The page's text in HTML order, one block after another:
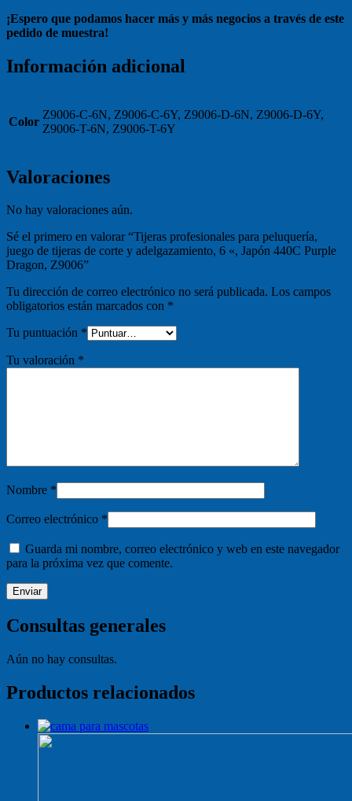
¡Espero que podamos hacer más y más negocios a través de este
pedido de muestra!
Información adicional
Color
Z9006-C-6N, Z9006-C-6Y, Z9006-D-6N, Z9006-D-6Y,
Z9006-T-6N, Z9006-T-6Y
Valoraciones
No hay valoraciones aún.
Sé el primero en valorar “Tijeras profesionales para peluquería,
juego de tijeras de corte y adelgazamiento, 6 «, Japón 440C Purple
Dragon, Z9006”
Tu dirección de correo electrónico no será publicada. Los campos
obligatorios están marcados con *
Tu puntuación *
Tu valoración *
Nombre *
Correo electrónico *
Guarda mi nombre, correo electrónico y web en este navegador
para la próxima vez que comente.
Consultas generales
Aún no hay consultas.
Productos relacionados